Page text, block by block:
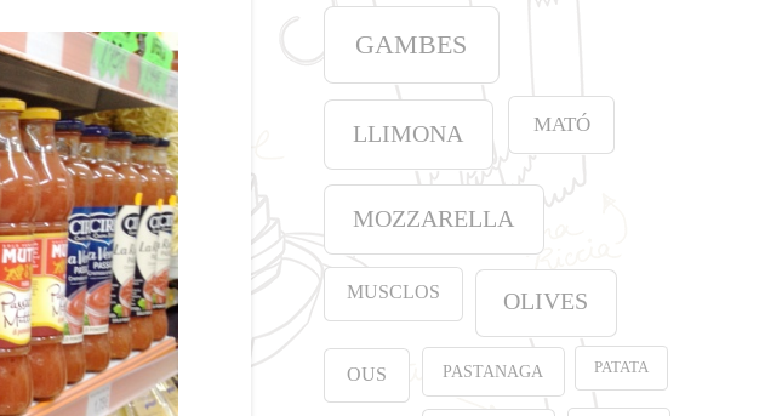
GAMBES
LLIMONA MATÓ
MOZZARELLA
MUSCLOS OLIVES
OUS PASTANAGA PATATA